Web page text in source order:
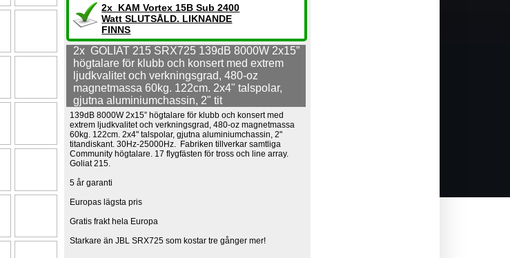
2x KAM Vortex 15B Sub 2400
Watt SLUTSÅLD. LIKNANDE
FINNS
2x GOLIAT 215 SRX725 139dB 8000W 2x15”
högtalare för klubb och konsert med extrem
ljudkvalitet och verkningsgrad, 480-oz
magnetmassa 60kg. 122cm. 2x4" talspolar,
gjutna aluminiumchassin, 2" tit
139dB 8000W 2x15” högtalare för klubb och konsert med
extrem ljudkvalitet och verkningsgrad, 480-oz magnetmassa
60kg. 122cm. 2x4" talspolar, gjutna aluminiumchassin, 2"
titandiskant. 30Hz-25000Hz. Fabriken tillverkar samtliga
Community högtalare. 17 flygfästen för tross och line array.
Goliat 215.
5 år garanti
Europas lägsta pris
Gratis frakt hela Europa
Starkare än JBL SRX725 som kostar tre gånger mer!